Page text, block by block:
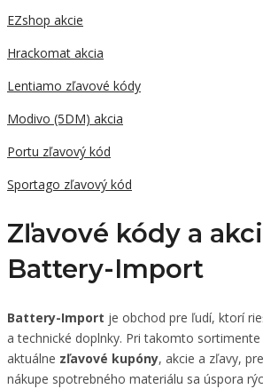
EZshop akcie
Hrackomat akcia
Lentiamo zľavové kódy
Modivo (5DM) akcia
Portu zľavový kód
Sportago zľavový kód
Zľavové kódy a
Battery-Import
Battery-Import je obchod pre ľudí, ktorí
a technické doplnky. Pri takomto
aktuálne zľavové kupóny, akcie a zľavy,
nákupe spotrebného materiálu sa úspora